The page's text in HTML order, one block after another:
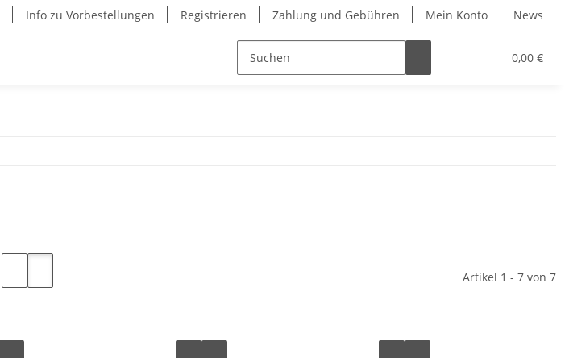
Info zu Vorbestellungen Registrieren Zahlung und Gebühren Mein Konto News
0,00 €
Artikel 1 - 7 von 7